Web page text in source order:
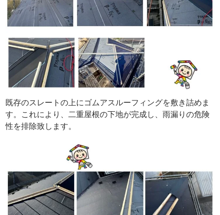
既存のスレートの上にゴムアスルーフィングを敷き詰めま
す。これにより、二重屋根の下地が完成し、雨漏りの危険
性を排除致します。